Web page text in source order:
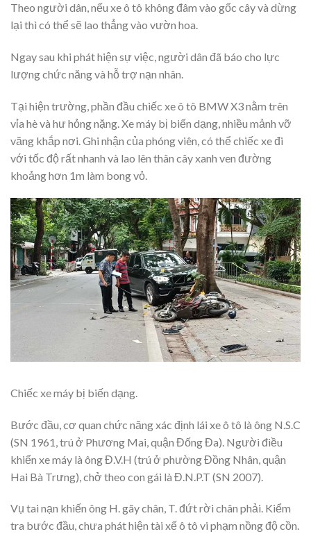
Theo người dân, nếu xe ô tô không đâm vào gốc cây và dừng
lại thì có thể sẽ lao thẳng vào vườn hoa.
Ngay sau khi phát hiện sự việc, người dân đã báo cho lực
lượng chức năng và hỗ trợ nạn nhân.
Tại hiện trường, phần đầu chiếc xe ô tô BMW X3 nằm trên
vỉa hè và hư hỏng nặng. Xe máy bị biến dạng, nhiều mảnh vỡ
văng khắp nơi. Ghi nhận của phóng viên, có thể chiếc xe đi
với tốc độ rất nhanh và lao lên thân cây xanh ven đường
khoảng hơn 1m làm bong vỏ.
Chiếc xe máy bị biến dạng.
Bước đầu, cơ quan chức năng xác định lái xe ô tô là ông N.S.C
(SN 1961, trú ở Phương Mai, quận Đống Đa). Người điều
khiển xe máy là ông Đ.V.H (trú ở phường Đồng Nhân, quận
Hai Bà Trưng), chở theo con gái là Đ.N.P.T (SN 2007).
Vụ tai nạn khiến ông H. gãy chân, T. đứt rời chân phải. Kiểm
tra bước đầu, chưa phát hiện tài xế ô tô vi phạm nồng độ cồn.